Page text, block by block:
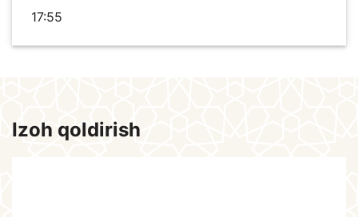
17:55
Izoh qoldirish